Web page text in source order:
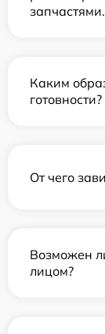
запчастями.
Каким
готовности?
От чего
Возможен
лицом?